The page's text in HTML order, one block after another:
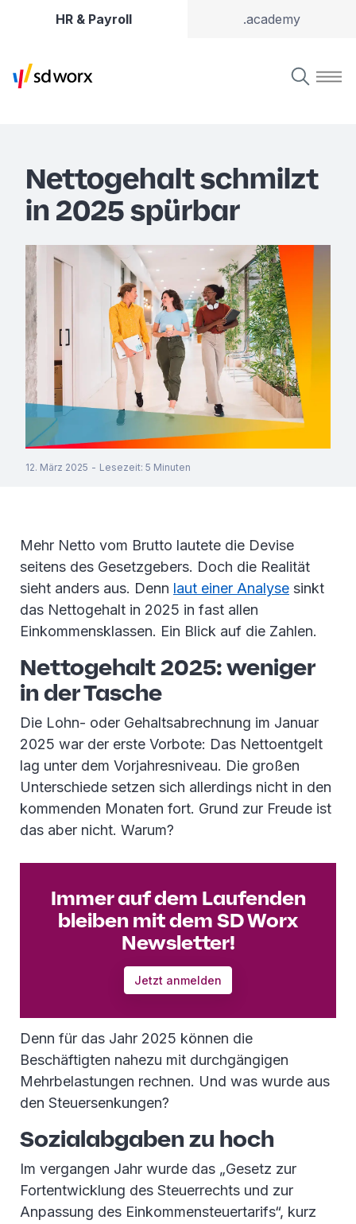
HR & Payroll .academy
Nettogehalt schmilzt
in 2025 spürbar
12. März 2025 - Lesezeit: 5 Minuten
Mehr Netto vom Brutto lautete die Devise
seitens des Gesetzgebers. Doch die Realität
sieht anders aus. Denn laut einer Analyse sinkt
das Nettogehalt in 2025 in fast allen
Einkommensklassen. Ein Blick auf die Zahlen.
Nettogehalt 2025: weniger
in der Tasche
Die Lohn- oder Gehaltsabrechnung im Januar
2025 war der erste Vorbote: Das Nettoentgelt
lag unter dem Vorjahresniveau. Die großen
Unterschiede setzen sich allerdings nicht in den
kommenden Monaten fort. Grund zur Freude ist
das aber nicht. Warum?
Immer auf dem Laufenden
bleiben mit dem SD Worx
Newsletter!
Jetzt anmelden
Denn für das Jahr 2025 können die
Beschäftigten nahezu mit durchgängigen
Mehrbelastungen rechnen. Und was wurde aus
den Steuersenkungen?
Sozialabgaben zu hoch
Im vergangen Jahr wurde das „Gesetz zur
Fortentwicklung des Steuerrechts und zur
Anpassung des Einkommensteuertarifs“, kurz